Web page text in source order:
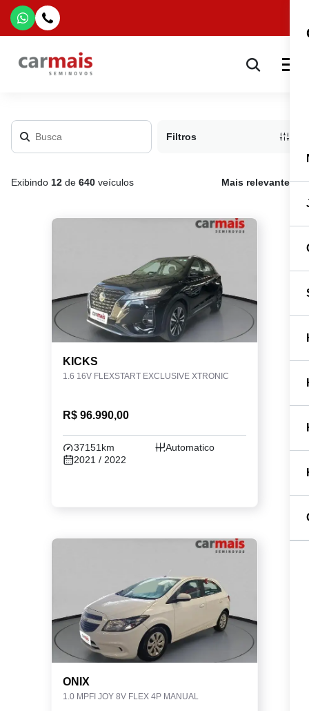
Filtros
Exibindo 12 de 640 veículos Mais relevante
KICKS
1.6 16V FLEXSTART EXCLUSIVE XTRONIC
R$ 96.990,00
37151km
Automatico
2021 / 2022
ONIX
1.0 MPFI JOY 8V FLEX 4P MANUAL